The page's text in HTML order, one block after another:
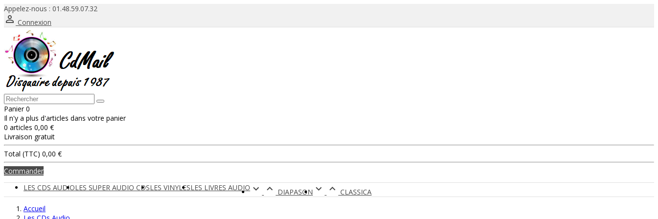
Appelez-nous : 01.48.59.07.32
 Connexion
Panier 0
Il n'y a plus d'articles dans votre panier
0 articles 0,00 €
Livraison gratuit
Total (TTC) 0,00 €
Commander
LES CDS AUDIOLES SUPER AUDIO CDSLES VINYLESLES LIVRES AUDIO   DIAPASON   CLASSICA
Accueil